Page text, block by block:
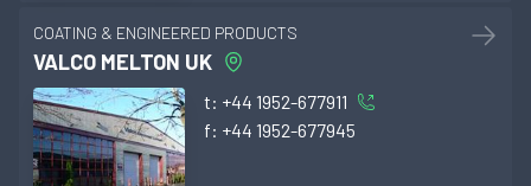
COATING & ENGINEERED PRODUCTS
VALCO MELTON UK
t: +44 1952-677911
f: +44 1952-677945